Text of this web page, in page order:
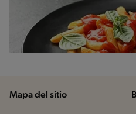
Mapa del sitio